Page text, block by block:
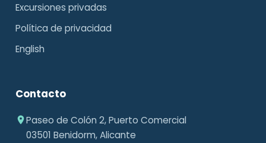
Excursiones privadas
Política de privacidad
English
Contacto
Paseo de Colón 2, Puerto Comercial
03501 Benidorm, Alicante